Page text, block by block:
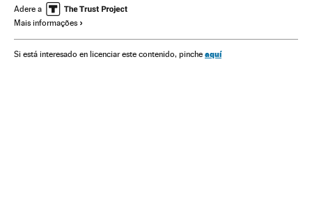
Crises políticas Políticas Governo
Controle Fiscal
Governo Brasil Brasil Política econômica
Adere a
Mais informações
Si está interesado en licenciar este contenido, pinche aquí